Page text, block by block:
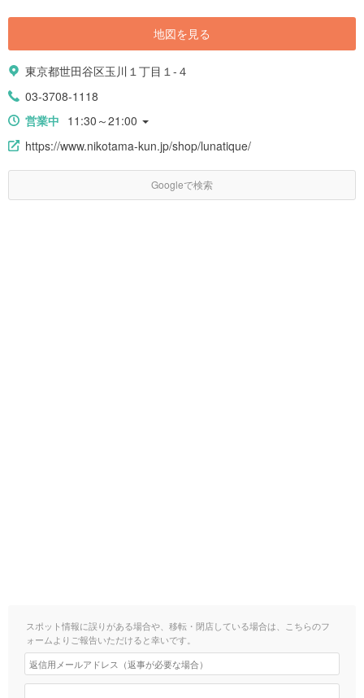
地図を見る
東京都世田谷区玉川１丁目１-４
03-3708-1118
営業中 11:30～21:00
https://www.nikotama-kun.jp/shop/lunatique/
Googleで検索
スポット情報に誤りがある場合や、移転・閉店している場合は、こちらのフ
ォームよりご報告いただけると幸いです。